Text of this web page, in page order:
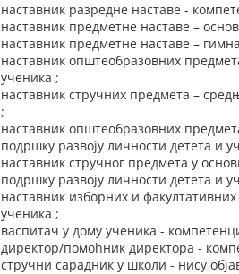
наставник разредне наставе -
наставник предметне наставе –
наставник предметне наставе –
наставник општеобразовних
ученика ;
наставник стручних предмета –
;
наставник општеобразовних
подршку развоју личности детета и
наставник стручног предмета у
подршку развоју личности детета и
наставник изборних и
ученика ;
васпитач у дому ученика -
директор/помоћник директора -
стручни сарадник у школи - нису